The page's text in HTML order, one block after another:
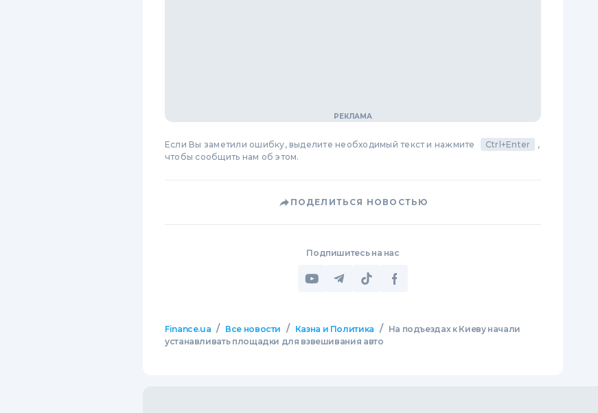
Если Вы заметили ошибку, выделите необходимый текст и нажмите Ctrl+Enter
,
чтобы сообщить нам об этом.
ПОДЕЛИТЬСЯ НОВОСТЬЮ
Подпишитесь на нас
Finance.ua / Все новости / Казна и Политика /
На подъездах к Киеву начали
устанавливать площадки для взвешивания авто